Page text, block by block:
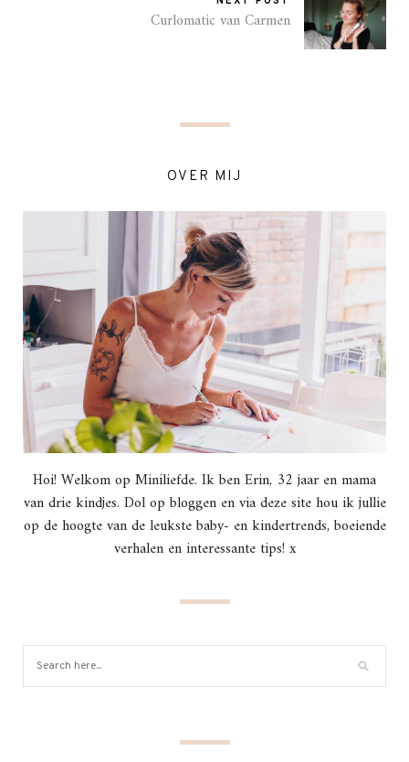
Curlomatic van Carmen
OVER MIJ
Hoi! Welkom op Miniliefde. Ik ben Erin, 32 jaar en mama
van drie kindjes. Dol op bloggen en via deze site hou ik jullie
op de hoogte van de leukste baby- en kindertrends, boeiende
verhalen en interessante tips! x